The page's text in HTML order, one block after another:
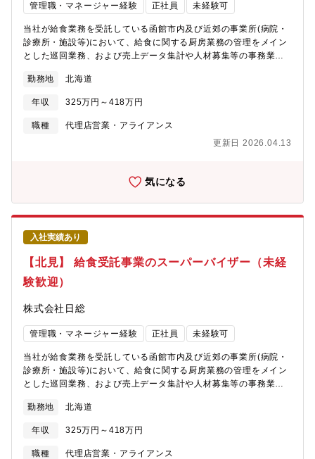
管理職・マネージャー経験 正社員 未経験可
当社が給食業務を受託している函館市内及び近郊の事業所(病院・
診療所・施設等)において、給食に関する厨房業務の管理をメイン
とした巡回業務、および売上データ集計や人材募集等の事務業務
すのでご安心ください（調理未経験でご入社の場合、入社後1年程
度は厨房業務を経験していただく場合があります）。・厨房スタ
ッフの時間管理・食材の使用状況の管理・各事業所のシフト管
理・顧客管理・経費備品の管理・人材募集 欠員対応 など※巡回
ておりません。【業務詳細】各事業所には、栄養士・調理師・調
くためにも、現場マネジメントや施設事務長とのやり取り、商
談、人事部門との連携など、「SV」の立ち位置で給食調理現場の
品質を管理・維持することは重要なミッションです。高齢者や療
養中の方々への安定した給食の提供を通じ、大きなやりがいと社
会貢献実感を持つことのできる仕事です。また、メンバー管理や
売上管理、取引先との折衝経験を通じて、マネジメントスキルを
高めていくことができます。
勤務地 北海道
年収 325万円～418万円
職種
代理店営業・アライアンス
更新日 2026.04.13
気になる
入社実績あり
【北見】 給食受託事業のスーパーバイザー（未経
験歓迎）
株式会社日総
管理職・マネージャー経験 正社員 未経験可
当社が給食業務を受託している函館市内及び近郊の事業所(病院・
診療所・施設等)において、給食に関する厨房業務の管理をメイン
とした巡回業務、および売上データ集計や人材募集等の事務業務
すのでご安心ください（調理未経験でご入社の場合、入社後1年程
度は厨房業務を経験していただく場合があります）。・厨房スタ
ッフの時間管理・食材の使用状況の管理・各事業所のシフト管
理・顧客管理・経費備品の管理・人材募集 欠員対応 など※巡回
勤務地 北海道
年収 325万円～418万円
職種
代理店営業・アライアンス